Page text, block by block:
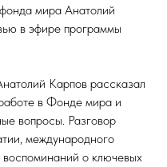
мира Анатолий
в эфире программы
Карпов рассказал
в Фонде мира и
вопросы. Разговор
международного
воспоминаний о ключевых